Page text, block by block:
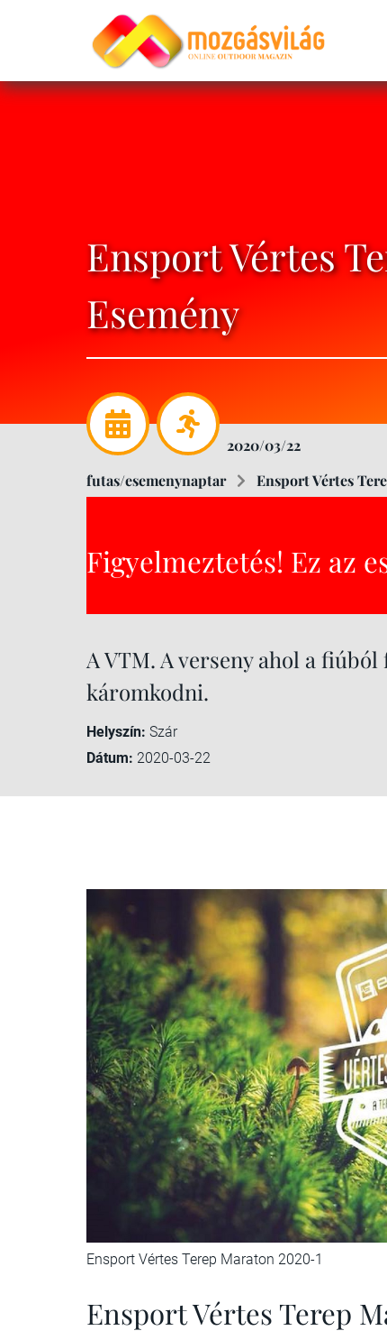
Ensport Vértes
Esemény
2020/03/22
futas/esemenynaptar
Ensport Vértes
Figyelmeztetés! Ez az
A VTM. A verseny ahol a
káromkodni.
Helyszín: Szár
Dátum: 2020-03-22
Ensport Vértes Terep Maraton 2020-1
Ensport Vértes Terep